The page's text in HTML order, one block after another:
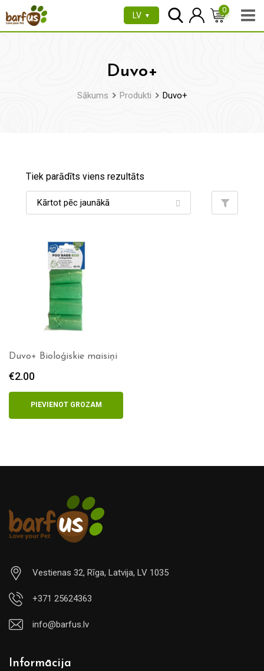
uz
LV ▼
0
Duvo+
Sākums Produkti Duvo+
Tiek parādīts viens rezultāts
Duvo+ Bioloģiskie maisiņi
€2.00
PIEVIENOT GROZAM
Vestienas 32, Rīga, Latvija, LV 1035
+371 25624363
info@barfus.lv
Informācija